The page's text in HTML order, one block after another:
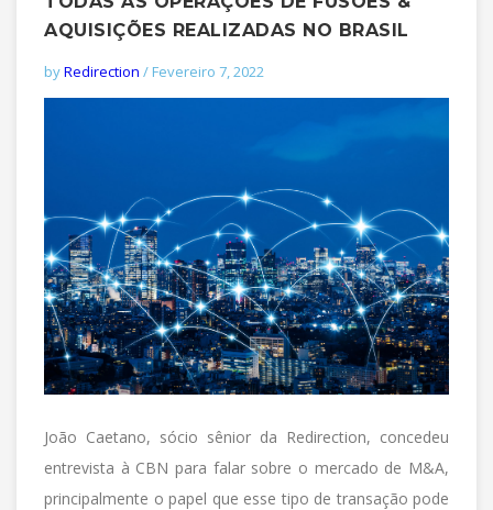
AQUISIÇÕES REALIZADAS NO BRASIL
byRedirection / Fevereiro 7, 2022
João Caetano, sócio sênior da Redirection, concedeu
entrevista à CBN para falar sobre o mercado de M&A,
principalmente o papel que esse tipo de transação pode